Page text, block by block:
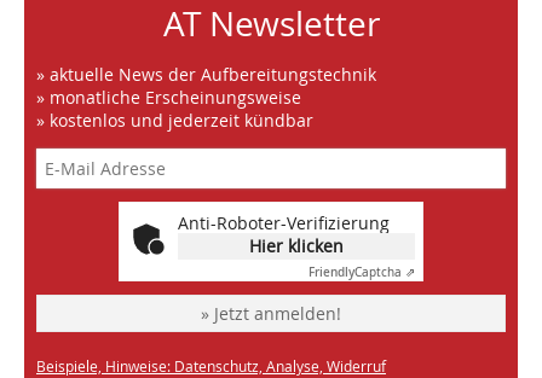
AT Newsletter
» aktuelle News der Aufbereitungstechnik
» monatliche Erscheinungsweise
» kostenlos und jederzeit kündbar
Anti-Roboter-Verifizierung
Hier klicken
FriendlyCaptcha ⇗
» Jetzt anmelden!
Beispiele, Hinweise: Datenschutz, Analyse, Widerruf